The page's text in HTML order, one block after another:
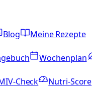
Blog
Meine Rezepte
Wochenplan
Check Nutri-Score